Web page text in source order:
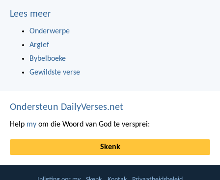
Lees meer
Onderwerpe
Argief
Bybelboeke
Gewildste verse
Ondersteun DailyVerses.net
Help my om die Woord van God te versprei:
Skenk